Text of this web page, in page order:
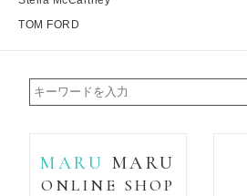
TOM FORD
MARU MARU
ONLINE SHOP